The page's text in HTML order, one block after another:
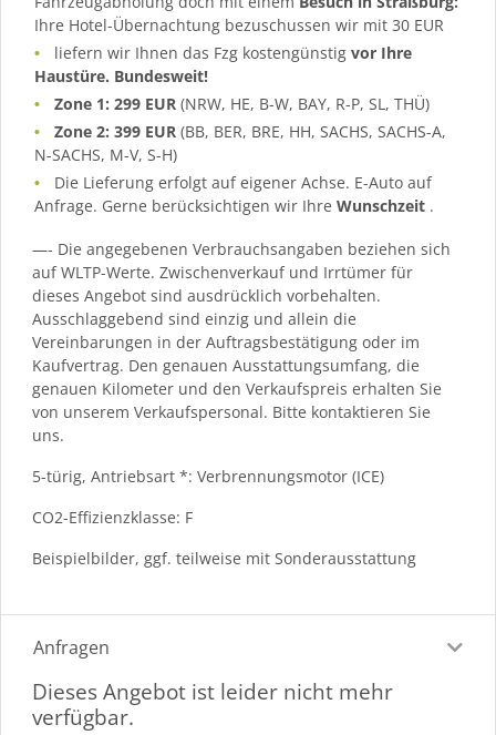
Ihre Hotel-Übernachtung bezuschussen wir mit 30 EUR
liefern wir Ihnen das Fzg kostengünstigvor Ihre
Haustüre. Bundesweit!
Zone 1: 299 EUR (NRW, HE, B-W, BAY, R-P, SL, THÜ)
Zone 2: 399 EUR (BB, BER, BRE, HH, SACHS, SACHS-A,
N-SACHS, M-V, S-H)
Die Lieferung erfolgt auf eigener Achse. E-Auto auf
Anfrage. Gerne berücksichtigen wir Ihre Wunschzeit .
—- Die angegebenen Verbrauchsangaben beziehen sich
auf WLTP-Werte. Zwischenverkauf und Irrtümer für
dieses Angebot sind ausdrücklich vorbehalten.
Ausschlaggebend sind einzig und allein die
Vereinbarungen in der Auftragsbestätigung oder im
Kaufvertrag. Den genauen Ausstattungsumfang, die
genauen Kilometer und den Verkaufspreis erhalten Sie
von unserem Verkaufspersonal. Bitte kontaktieren Sie
uns.
5-türig, Antriebsart *: Verbrennungsmotor (ICE)
CO2-Effizienzklasse: F
Beispielbilder, ggf. teilweise mit Sonderausstattung
Anfragen
Dieses Angebot ist leider nicht mehr
verfügbar.